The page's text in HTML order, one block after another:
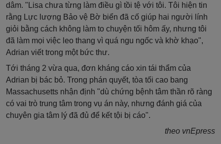
dâm. "Lisa chưa từng làm điều gì tồi tệ với tôi. Tôi hiện tin
rằng Lực lượng Bảo vệ Bờ biển đã cố giúp hai người lính
giỏi bằng cách không làm to chuyện tối hôm ấy, nhưng tôi
đã làm mọi việc leo thang vì quá ngu ngốc và khờ khạo",
Adrian viết trong một bức thư.
Tới tháng 2 vừa qua, đơn kháng cáo xin tái thẩm của
Adrian bị bác bỏ. Trong phán quyết, tòa tối cao bang
Massachusetts nhận định "dù chứng bệnh tâm thần rõ ràng
có vai trò trung tâm trong vụ án này, nhưng đánh giá của
chuyên gia tâm lý đã đủ để kết tội bị cáo".
theo vnEpress